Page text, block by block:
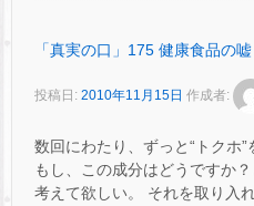
「真実の口」175 健康食品の
投稿日: 2010年11月15日 作成者:
数回にわたり、ずっと“トクホ
もし、この成分はどうですか
考えて欲しい。 それを取り入